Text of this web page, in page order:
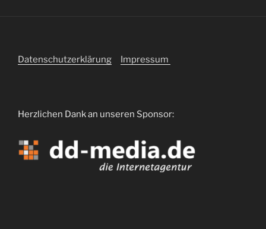
Datenschutzerklärung Impressum
Herzlichen Dank an unseren Sponsor: